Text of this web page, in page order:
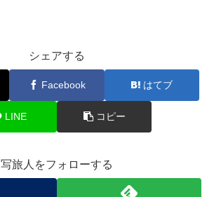
シェアする
Facebook はてブ
LINE コピー
写旅人をフォローする